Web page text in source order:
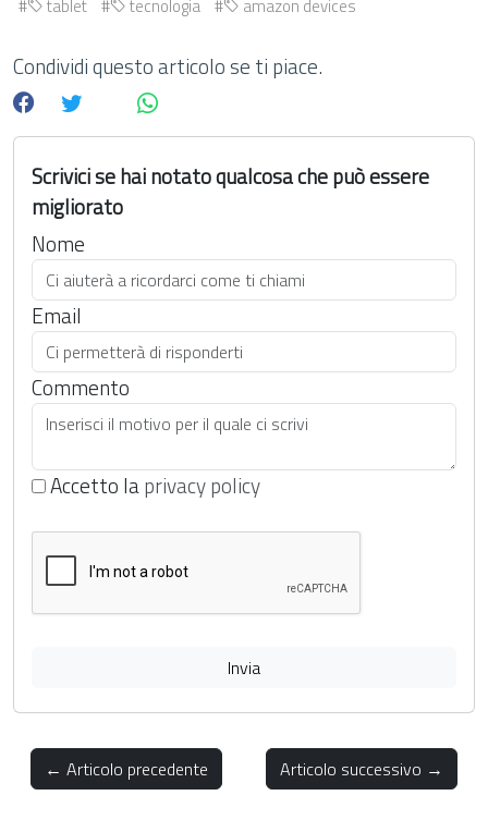
tablet tecnologia amazon devices
Condividi questo articolo se ti piace.
Scrivici se hai notato qualcosa che può essere
migliorato
Nome
Email
Commento
Accetto laprivacy policy
Invia
← Articolo precedente Articolo successivo →